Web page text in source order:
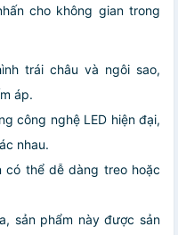
cho không gian trong
trái châu và ngôi sao,
áp.
công nghệ LED hiện đại,
nhau.
có thể dễ dàng treo hoặc
sản phẩm này được sản